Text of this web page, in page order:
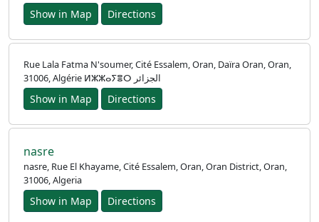
Show in Map Directions
Rue Lala Fatma N'soumer, Cité Essalem, Oran, Daïra Oran, Oran,
31006, Algérie ⵍⵣⵣⴰⵢⴻⵔ الجزائر
Show in Map Directions
nasre
nasre, Rue El Khayame, Cité Essalem, Oran, Oran District, Oran,
31006, Algeria
Show in Map Directions